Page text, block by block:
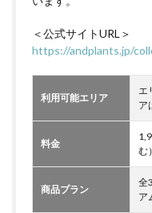
＜公式サイトURL＞
https://andplants.jp/
利用可能エリア
エ
ア
料金
む）
商品プラン
全
ア